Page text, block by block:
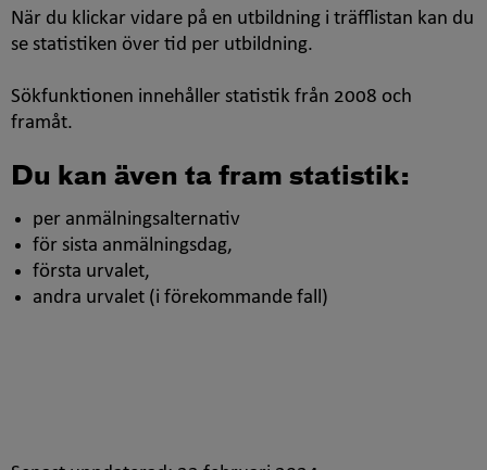
När du klickar vidare på en utbildning i träfflistan kan du
se statistiken över tid per utbildning.
Sökfunktionen innehåller statistik från 2008 och
framåt.
Du kan även ta fram statistik:
per anmälningsalternativ
för sista anmälningsdag,
första urvalet,
andra urvalet (i förekommande fall)